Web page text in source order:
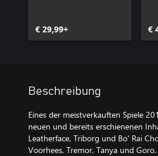
€ 29,99+ €
Beschreibung
Eines der meistverkauften Spiele
neuen und bereits erschienenen
Leatherface, Triborg und Bo' Rai
Voorhees, Tremor, Tanya und